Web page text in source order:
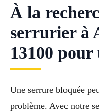
À la
serrurier à
13100 pour
Une serrure bloquée
problème. Avec notre